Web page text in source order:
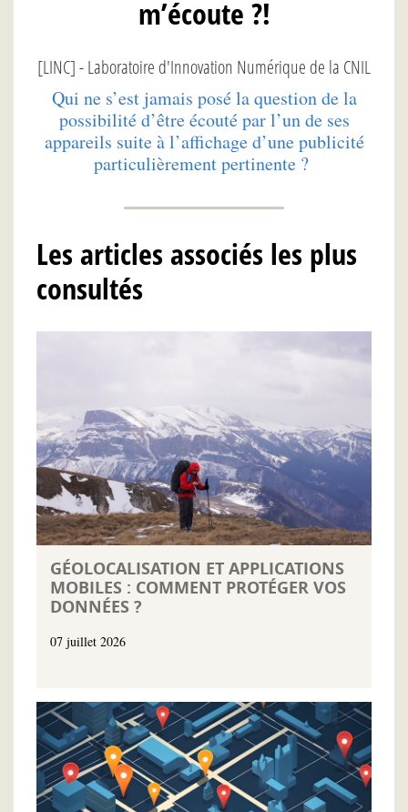
m’écoute ?!
[LINC] - Laboratoire d'Innovation Numérique de la CNIL
Qui ne s’est jamais posé la question de la
possibilité d’être écouté par l’un de ses
appareils suite à l’affichage d’une publicité
particulièrement pertinente ?
Les articles associés les plus
consultés
GÉOLOCALISATION ET APPLICATIONS
MOBILES : COMMENT PROTÉGER VOS
DONNÉES ?
07 juillet 2026